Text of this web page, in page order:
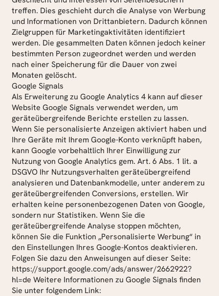
treffen. Dies geschieht durch die Analyse von Werbung
und Informationen von Drittanbietern. Dadurch können
Zielgruppen für Marketingaktivitäten identifiziert
werden. Die gesammelten Daten können jedoch keiner
bestimmten Person zugeordnet werden und werden
nach einer Speicherung für die Dauer von zwei
Monaten gelöscht.
Google Signals
Als Erweiterung zu Google Analytics 4 kann auf dieser
Website Google Signals verwendet werden, um
geräteübergreifende Berichte erstellen zu lassen.
Wenn Sie personalisierte Anzeigen aktiviert haben und
Ihre Geräte mit Ihrem Google-Konto verknüpft haben,
kann Google vorbehaltlich Ihrer Einwilligung zur
Nutzung von Google Analytics gem. Art. 6 Abs. 1 lit. a
DSGVO Ihr Nutzungsverhalten geräteübergreifend
analysieren und Datenbankmodelle, unter anderem zu
geräteübergreifenden Conversions, erstellen. Wir
erhalten keine personenbezogenen Daten von Google,
sondern nur Statistiken. Wenn Sie die
geräteübergreifende Analyse stoppen möchten,
können Sie die Funktion „Personalisierte Werbung“ in
den Einstellungen Ihres Google-Kontos deaktivieren.
Folgen Sie dazu den Anweisungen auf dieser Seite:
https://support.google.com/ads/answer/2662922?
hl=de Weitere Informationen zu Google Signals finden
Sie unter folgendem Link: